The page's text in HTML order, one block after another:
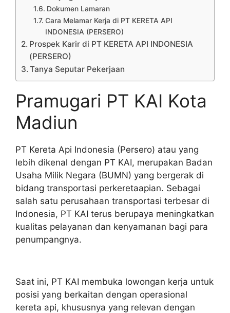
Dokumen Lamaran
Cara Melamar Kerja di PT KERETA API
INDONESIA (PERSERO)
Prospek Karir di PT KERETA API INDONESIA
(PERSERO)
Tanya Seputar Pekerjaan
Pramugari PT KAI Kota
Madiun
PT Kereta Api Indonesia (Persero) atau yang
lebih dikenal dengan PT KAI, merupakan Badan
Usaha Milik Negara (BUMN) yang bergerak di
bidang transportasi perkeretaapian. Sebagai
salah satu perusahaan transportasi terbesar di
Indonesia, PT KAI terus berupaya meningkatkan
kualitas pelayanan dan kenyamanan bagi para
penumpangnya.
Saat ini, PT KAI membuka lowongan kerja untuk
posisi yang berkaitan dengan operasional
kereta api, khususnya yang relevan dengan